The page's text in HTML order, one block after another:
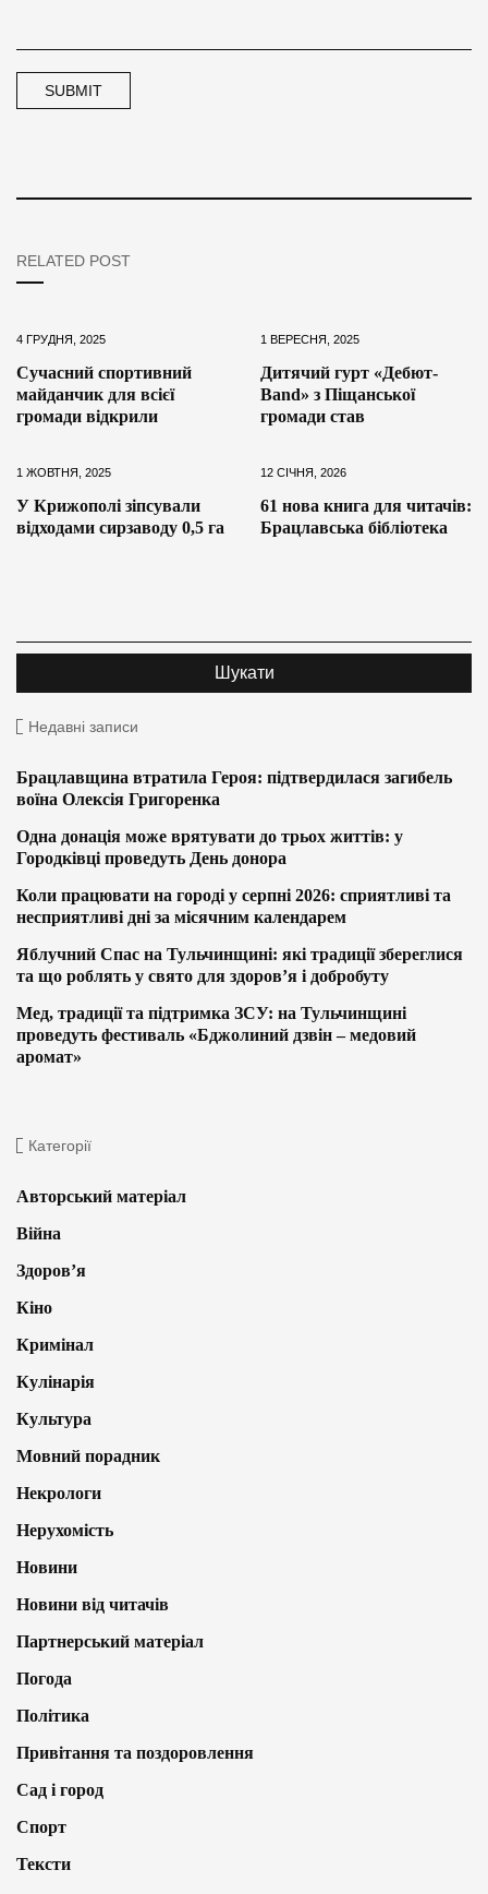
RELATED POST
4 ГРУДНЯ, 2025
Сучасний спортивний
майданчик для всієї
громади відкрили
1 ВЕРЕСНЯ, 2025
Дитячий гурт «Дебют-
Band» з Піщанської
громади став
1 ЖОВТНЯ, 2025
У Крижополі зіпсували
відходами сирзаводу 0,5 га
12 СІЧНЯ, 2026
61 нова книга для читачів:
Брацлавська бібліотека
Недавні записи
Брацлавщина втратила Героя: підтвердилася загибель
воїна Олексія Григоренка
Одна донація може врятувати до трьох життів: у
Городківці проведуть День донора
Коли працювати на городі у серпні 2026: сприятливі та
несприятливі дні за місячним календарем
Яблучний Спас на Тульчинщині: які традиції збереглися
та що роблять у свято для здоров’я і добробуту
Мед, традиції та підтримка ЗСУ: на Тульчинщині
проведуть фестиваль «Бджолиний дзвін – медовий
аромат»
Категорії
Авторський матеріал
Війна
Здоров’я
Кіно
Кримінал
Кулінарія
Культура
Мовний порадник
Некрологи
Нерухомість
Новини
Новини від читачів
Партнерський матеріал
Погода
Політика
Привітання та поздоровлення
Сад і город
Спорт
Тексти